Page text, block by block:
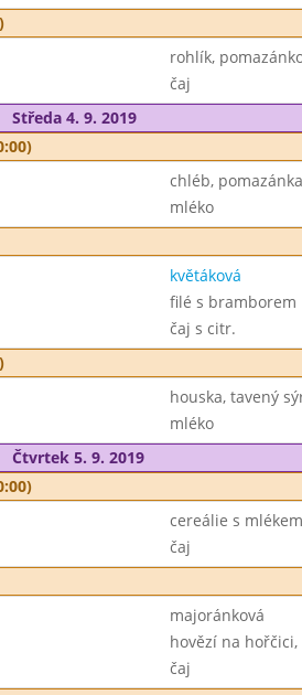
rohlík,
čaj
Středa 4. 9. 2019
chléb,
mléko
květáková
filé s bramborem
čaj s citr.
houska, tavený
mléko
Čtvrtek 5. 9. 2019
cereálie s
čaj
majoránková
hovězí na hořčici,
čaj